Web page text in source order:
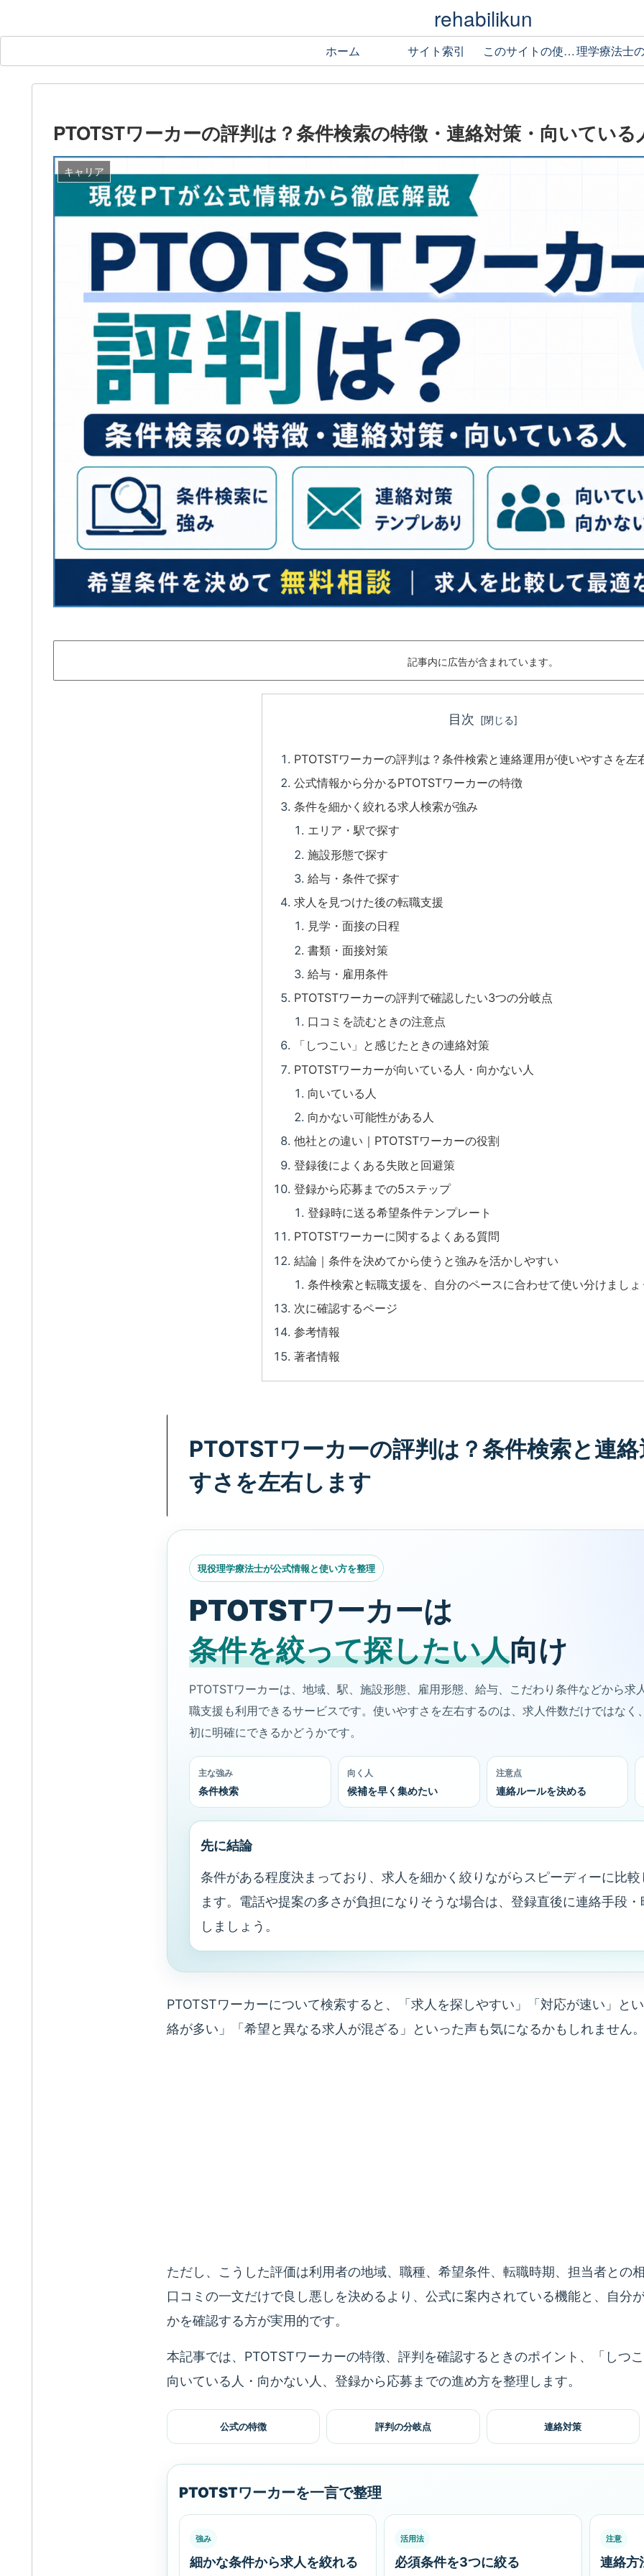
rehabilikun
ホーム サイト索引 このサイトの使い方
PTOTSTワーカーの評判は？条件検索の特徴・連絡対策・向いている
キャリア
記事内に広告が含まれています。
目次
PTOTSTワーカーの評判は？条件検索と連絡運用が使いやすさを左
公式情報から分かるPTOTSTワーカーの特徴
条件を細かく絞れる求人検索が強み
エリア・駅で探す
施設形態で探す
給与・条件で探す
求人を見つけた後の転職支援
見学・面接の日程
書類・面接対策
給与・雇用条件
PTOTSTワーカーの評判で確認したい3つの分岐点
口コミを読むときの注意点
「しつこい」と感じたときの連絡対策
PTOTSTワーカーが向いている人・向かない人
向いている人
向かない可能性がある人
他社との違い｜PTOTSTワーカーの役割
登録後によくある失敗と回避策
登録から応募までの5ステップ
登録時に送る希望条件テンプレート
PTOTSTワーカーに関するよくある質問
結論｜条件を決めてから使うと強みを活かしやすい
条件検索と転職支援を、自分のペースに合わせて使い分けましょ
次に確認するページ
参考情報
著者情報
PTOTSTワーカーの評判は？条件検索と連
すさを左右します
現役理学療法士が公式情報と使い方を整理
PTOTSTワーカーは
条件を絞って探したい人向け
PTOTSTワーカーは、地域、駅、施設形態、雇用形態、給与、こだわり条件などから求
職支援も利用できるサービスです。使いやすさを左右するのは、求人件数だけではなく
初に明確にできるかどうかです。
主な強み
条件検索
向く人
候補を早く集めたい
注意点
連絡ルールを決める
先に結論
条件がある程度決まっており、求人を細かく絞りながらスピーディーに比
ます。電話や提案の多さが負担になりそうな場合は、登録直後に連絡手段
しましょう。
PTOTSTワーカーについて検索すると、「求人を探しやすい」「対応が速い」と
絡が多い」「希望と異なる求人が混ざる」といった声も気になるかもしれません
ただし、こうした評価は利用者の地域、職種、希望条件、転職時期、担当者との
口コミの一文だけで良し悪しを決めるより、公式に案内されている機能と、自分
かを確認する方が実用的です。
本記事では、PTOTSTワーカーの特徴、評判を確認するときのポイント、「しつ
向いている人・向かない人、登録から応募までの進め方を整理します。
公式の特徴 評判の分岐点 連絡対策
PTOTSTワーカーを一言で整理
強み
細かな条件から求人を絞れる
活用法
必須条件を3つに絞る
注意
連絡方